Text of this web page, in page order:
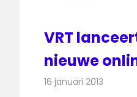
VRT
nieuwe
16 januari 2013